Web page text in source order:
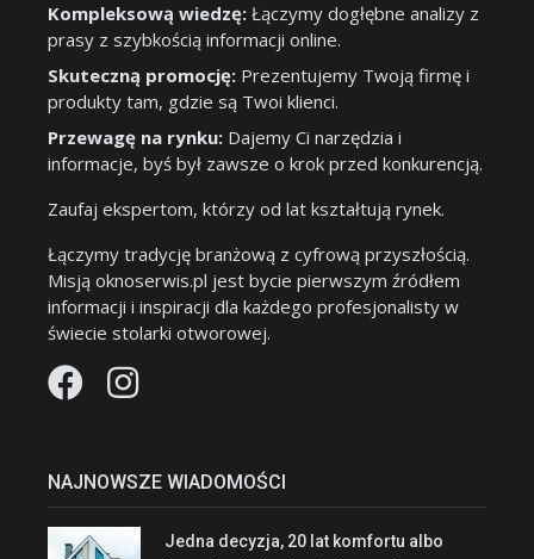
Kompleksową wiedzę: Łączymy dogłębne analizy z
prasy z szybkością informacji online.
Skuteczną promocję: Prezentujemy Twoją firmę i
produkty tam, gdzie są Twoi klienci.
Przewagę na rynku: Dajemy Ci narzędzia i
informacje, byś był zawsze o krok przed konkurencją.
Zaufaj ekspertom, którzy od lat kształtują rynek.
Łączymy tradycję branżową z cyfrową przyszłością.
Misją oknoserwis.pl jest bycie pierwszym źródłem
informacji i inspiracji dla każdego profesjonalisty w
świecie stolarki otworowej.
NAJNOWSZE WIADOMOŚCI
Jedna decyzja, 20 lat komfortu albo